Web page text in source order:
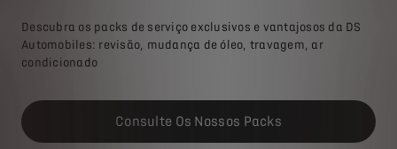
Descubra os packs de serviço exclusivos e vantajosos da DS
Automobiles: revisão, mudança de óleo, travagem, ar
condicionado
Consulte Os Nossos Packs